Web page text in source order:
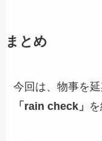
まとめ
今回は、物事を
「rain check」